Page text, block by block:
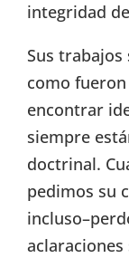
integridad
Sus
como
encontrar
siempre
doctrinal.
pedimos su